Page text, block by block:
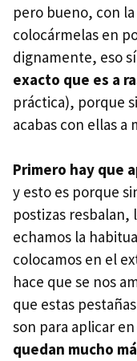
pero bueno, con
colocármelas en
dignamente, eso
exacto que es a
práctica), porque
acabas con ellas a
Primero hay que
y esto es porque
postizas resbalan,
echamos la
colocamos en el
hace que se nos
que estas
son para aplicar
quedan mucho